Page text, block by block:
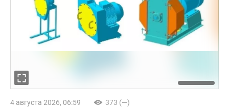
4 августа 2026, 06:59 373 (—)